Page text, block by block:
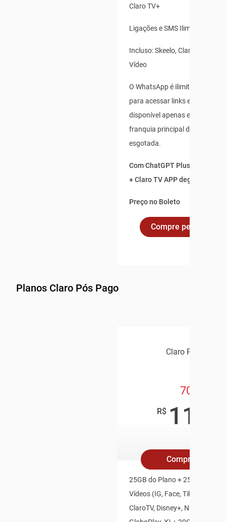
Claro TV+
Ligações e SMS Ilimitados
Incluso: Skeelo, Claro Banca e
Vídeo
O WhatsApp é ilimitado para
para acessar links externos, e
disponível apenas enquanto
franquia principal de dados
esgotada.
Com ChatGPT Plus incluso
+ Claro TV APP degustação
Preço no Boleto
Compre pelo
Planos Claro Pós Pago
Claro Pós Pago
70GB
R$ 119
Compre Online
25GB do Plano + 25GB Redes
Vídeos (IG, Face, TikTok,
ClaroTV, Disney+, Netflix,